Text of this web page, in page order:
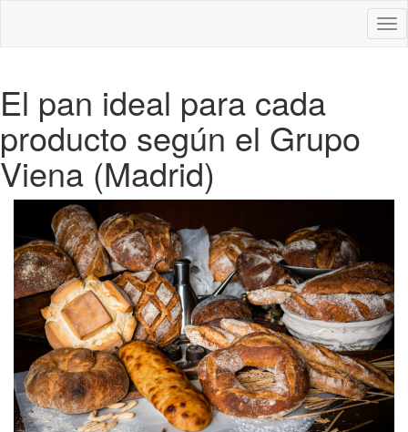
El pan ideal para cada
producto según el Grupo
Viena (Madrid)